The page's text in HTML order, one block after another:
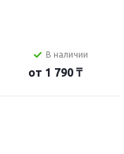
В наличии
от 1 790 ₸